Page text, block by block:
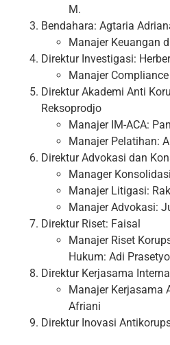
M.
Bendahara: Agtaria
Manajer Keuangan
Direktur Investigasi:
Manajer
Direktur Akademi Anti
Reksoprodjo
Manajer IM-ACA:
Manajer Pelatihan:
Direktur Advokasi dan
Manager
Manajer Litigasi:
Manajer Advokasi:
Direktur Riset: Faisal
Manajer Riset
Hukum: Adi Prasetyo
Direktur Kerjasama
Manajer Kerjasama
Afriani
Direktur Inovasi